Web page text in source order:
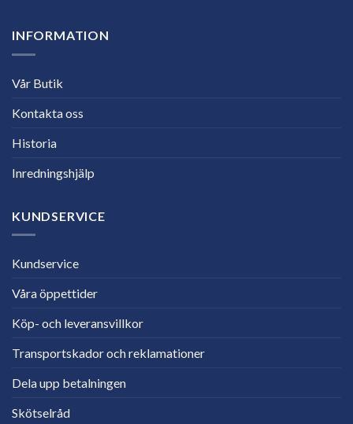
INFORMATION
Vår Butik
Kontakta oss
Historia
Inredningshjälp
KUNDSERVICE
Kundservice
Våra öppettider
Köp- och leveransvillkor
Transportskador och reklamationer
Dela upp betalningen
Skötselråd